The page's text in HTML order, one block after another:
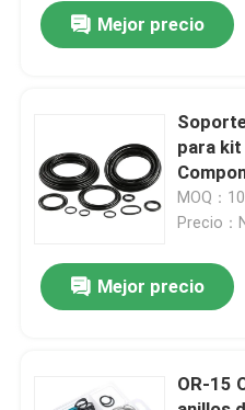
Visita a la fábrica
Control de Calidad
Contacto
noticias
anillos o de goma
Mejor precio
para
de
MOQ：
Precio：
Mejor precio
OR-15